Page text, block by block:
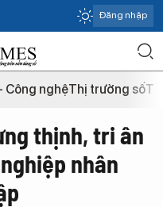
Đăng nhập
Công nghệThị trường số
thịnh, tri ân
nhân